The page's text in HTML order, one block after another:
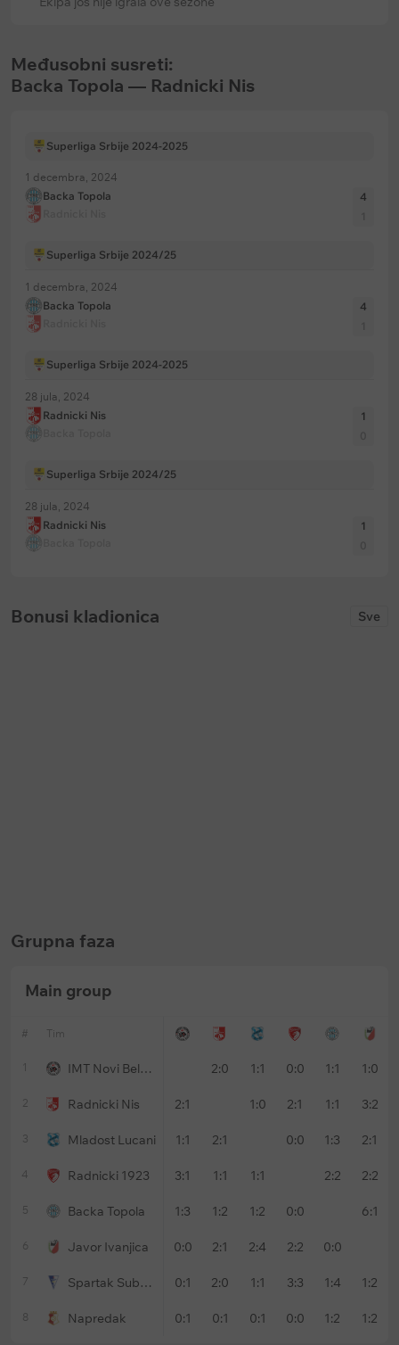
Međusobni susreti:
Backa Topola — Radnicki Nis
Superliga Srbije 2024-2025
1 decembra, 2024
Backa Topola
4
Superliga Srbije 2024/25
1 decembra, 2024
Backa Topola
4
Superliga Srbije 2024-2025
28 jula, 2024
Radnicki Nis
1
Superliga Srbije 2024/25
28 jula, 2024
Radnicki Nis
1
Bonusi kladionica Sve
Grupna faza
Main group
# Tim
1 IMT Novi Belgrade 2:0 1:1 0:0 1:1 1:0
2 Radnicki Nis 2:1 1:0 2:1 1:1 3:2
3 Mladost Lucani 1:1 2:1 0:0 1:3 2:1
4 Radnicki 1923 3:1 1:1 1:1 2:2 2:2
5 Backa Topola 1:3 1:2 1:2 0:0 6:1
6 Javor Ivanjica 0:0 2:1 2:4 2:2 0:0
7 Spartak Subotica 0:1 2:0 1:1 3:3 1:4 1:2
8 Napredak 0:1 0:1 0:1 0:0 1:2 1:2